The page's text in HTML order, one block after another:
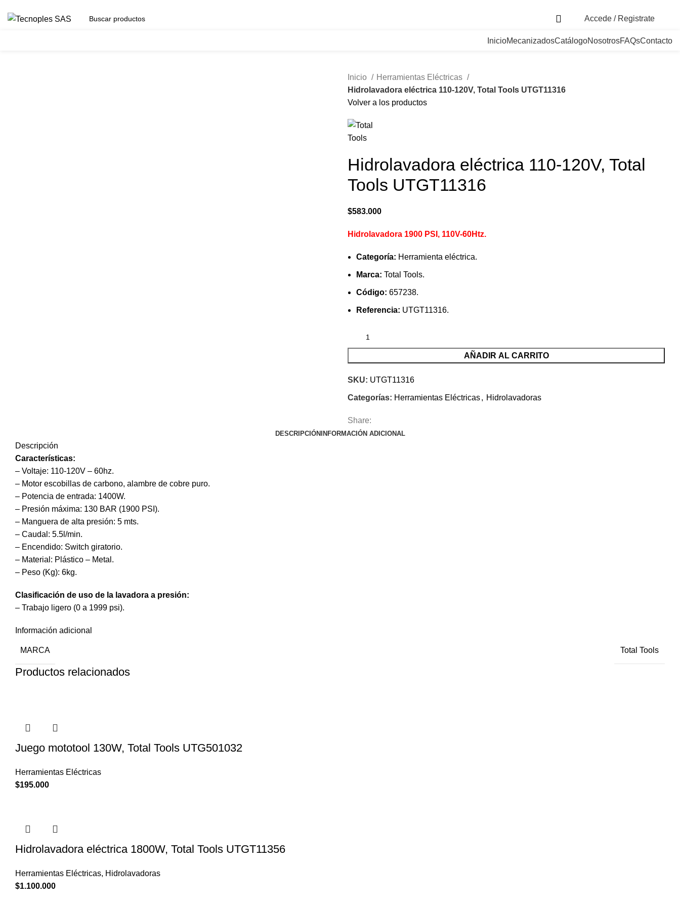
Accede / Registrate
InicioMecanizadosCatálogoNosotrosFAQsContacto
Inicio
Herramientas Eléctricas
Hidrolavadora eléctrica 110-120V, Total Tools UTGT11316
Volver a los productos
Hidrolavadora eléctrica 110-120V, Total
Tools UTGT11316
$583.000
Hidrolavadora 1900 PSI, 110V-60Htz.
Categoría: Herramienta eléctrica.
Marca: Total Tools.
Código: 657238.
Referencia: UTGT11316.
AÑADIR AL CARRITO
SKU: UTGT11316
Categorías: Herramientas Eléctricas, Hidrolavadoras
Share:
DESCRIPCIÓN INFORMACIÓN ADICIONAL
Descripción
Características:
– Voltaje: 110-120V – 60hz.
– Motor escobillas de carbono, alambre de cobre puro.
– Potencia de entrada: 1400W.
– Presión máxima: 130 BAR (1900 PSI).
– Manguera de alta presión: 5 mts.
– Caudal: 5.5l/min.
– Encendido: Switch giratorio.
– Material: Plástico – Metal.
– Peso (Kg): 6kg.
Clasificación de uso de la lavadora a presión:
– Trabajo ligero (0 a 1999 psi).
Información adicional
MARCA Total Tools
Productos relacionados
Juego mototool 130W, Total Tools UTG501032
Herramientas Eléctricas
$195.000
Hidrolavadora eléctrica 1800W, Total Tools UTGT11356
Herramientas Eléctricas, Hidrolavadoras
$1.100.000